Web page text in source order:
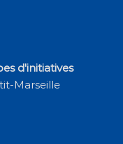
d'initiatives
Marseille